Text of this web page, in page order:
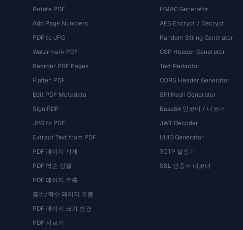
Rotate PDF
Add Page Numbers
PDF to JPG
Watermark PDF
Reorder PDF Pages
Flatten PDF
Edit PDF Metadata
Sign PDF
JPG to PDF
Extract Text from PDF
PDF 페이지 삭제
PDF 역순 정렬
PDF 페이지 추출
홀수/짝수 페이지 추출
PDF 페이지 크기 변경
PDF 자르기
HMAC Generator
AES Encrypt / Decrypt
Random String Generator
CSP Header Generator
Text Redactor
CORS Header Generator
SRI Hash Generator
Base64 인코더 / 디코더
JWT Decoder
UUID Generator
TOTP 설정기
SSL 인증서 디코더